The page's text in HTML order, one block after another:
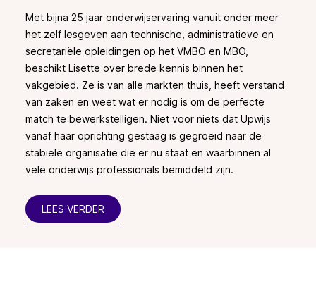
Met bijna 25 jaar onderwijservaring vanuit onder meer
het zelf lesgeven aan technische, administratieve en
secretariële opleidingen op het VMBO en MBO,
beschikt Lisette over brede kennis binnen het
vakgebied. Ze is van alle markten thuis, heeft verstand
van zaken en weet wat er nodig is om de perfecte
match te bewerkstelligen. Niet voor niets dat Upwijs
vanaf haar oprichting gestaag is gegroeid naar de
stabiele organisatie die er nu staat en waarbinnen al
vele onderwijs professionals bemiddeld zijn.
LEES VERDER